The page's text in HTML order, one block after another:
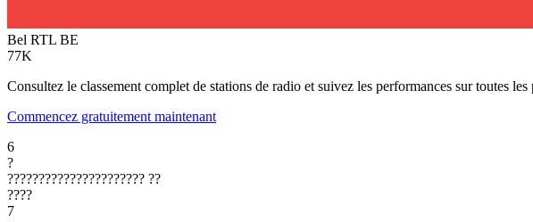
Bel RTL BE
77K
Consultez le classement complet de stations de radio et suivez les performances sur toutes les
Commencez gratuitement maintenant
6
?
?????????????????????? ??
????
7